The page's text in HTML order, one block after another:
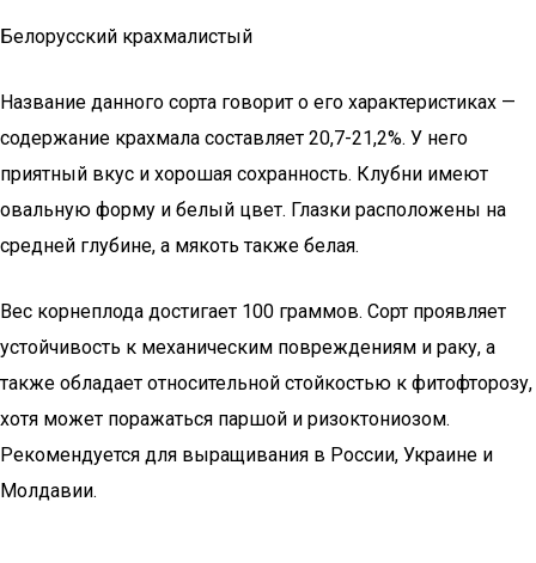
Белорусский крахмалистый
Название данного сорта говорит о его характеристиках —
содержание крахмала составляет 20,7-21,2%. У него
приятный вкус и хорошая сохранность. Клубни имеют
овальную форму и белый цвет. Глазки расположены на
средней глубине, а мякоть также белая.
Вес корнеплода достигает 100 граммов. Сорт проявляет
устойчивость к механическим повреждениям и раку, а
также обладает относительной стойкостью к фитофторозу,
хотя может поражаться паршой и ризоктониозом.
Рекомендуется для выращивания в России, Украине и
Молдавии.